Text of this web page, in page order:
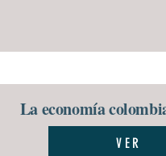
La economía
VER